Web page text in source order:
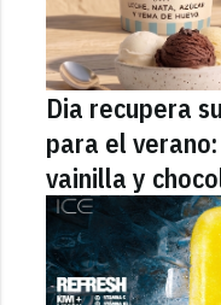
Dia recupera
para el
vainilla y